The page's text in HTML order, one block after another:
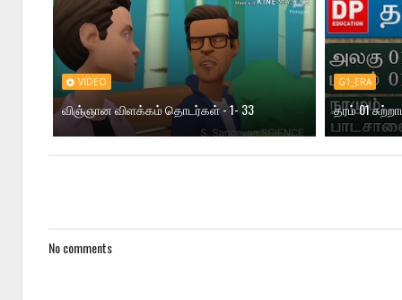
VIDEO
விஞ்ஞான விளக்கம் தொடர்கள் - 1- 33
G1_ERA
தரம் 01
No comments